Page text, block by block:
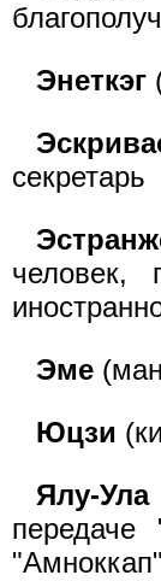
Энеткэг
секретарь
человек,
Эме
Юцзи
Ялу-Ула
"Амноккап"